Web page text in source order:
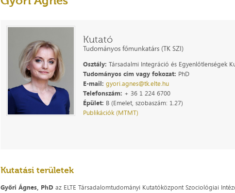
Kutató
Tudományos főmunkatárs (TK SZI)
Osztály: Társadalmi Integráció és Egyenlőtlenségek
Tudományos cím vagy fokozat: PhD
E-mail: gyori.agnes@tk.elte.hu
Telefonszám: + 36 1 224 6700
Épület: B (Emelet, szobaszám: 1.27)
Publikációk (MTMT)
Kutatási területek
Győri Ágnes, PhD az ELTE Társadalomtudományi Kutatóközpont Szociológiai